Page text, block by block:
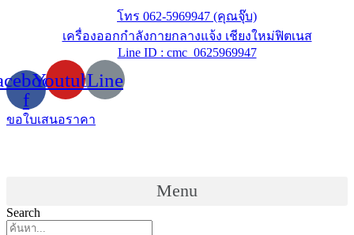
โทร 062-5969947 (คุณจุ๊บ)
เครื่องออกกำลังกายกลางแจ้ง เชียงใหม่ฟิตเนส
Line ID : cmc_0625969947
f
YoutubeLine
ขอใบเสนอราคา
Menu
Search